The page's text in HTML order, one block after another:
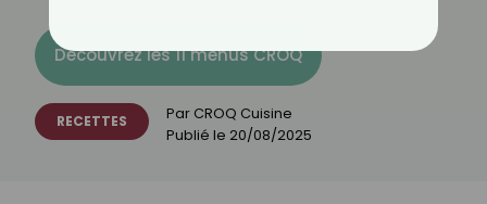
Découvrez les 11 menus CROQ
RECETTES Par CROQ Cuisine
Publié le 20/08/2025